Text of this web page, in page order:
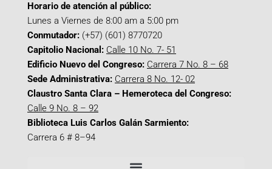
Horario de atención al público:
Lunes a Viernes de 8:00 am a 5:00 pm
Conmutador: (+57) (601) 8770720
Capitolio Nacional: Calle 10 No. 7- 51
Edificio Nuevo del Congreso: Carrera 7 No. 8 – 68
Sede Administrativa: Carrera 8 No. 12- 02
Claustro Santa Clara – Hemeroteca del Congreso:
Calle 9 No. 8 – 92
Biblioteca Luis Carlos Galán Sarmiento:
Carrera 6 # 8–94